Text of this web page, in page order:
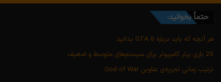
حتماً بخوانید:
هر آنچه که باید درباره GTA 6 بدانید
25 بازی برتر کامپیوتر برای سیستم‌های متوسط و ضعیف
ترتیب زمانی تجربه‌ی عناوین God of War